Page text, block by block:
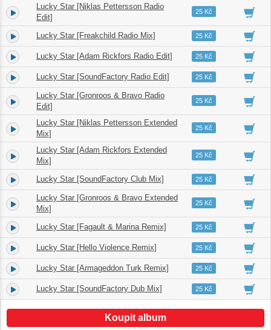
2.
Lucky Star [Niklas Pettersson Radio
Edit]
03:4525 Kč
3. Lucky Star [Freakchild Radio Mix] 03:4125 Kč
4. Lucky Star [Adam Rickfors Radio Edit] 03:4125 Kč
5. Lucky Star [SoundFactory Radio Edit] 03:5325 Kč
6.
Lucky Star [Gronroos & Bravo Radio
Edit]
03:2725 Kč
7.
Lucky Star [Niklas Pettersson Extended
Mix]
05:4125 Kč
8.
Lucky Star [Adam Rickfors Extended
Mix]
07:0325 Kč
9. Lucky Star [SoundFactory Club Mix] 07:4425 Kč
10.
Lucky Star [Gronroos & Bravo Extended
Mix]
06:0225 Kč
11. Lucky Star [Fagault & Marina Remix] 06:4025 Kč
12. Lucky Star [Hello Violence Remix] 04:4725 Kč
13. Lucky Star [Armageddon Turk Remix] 04:1425 Kč
14. Lucky Star [SoundFactory Dub Mix] 07:3725 Kč
Koupit album